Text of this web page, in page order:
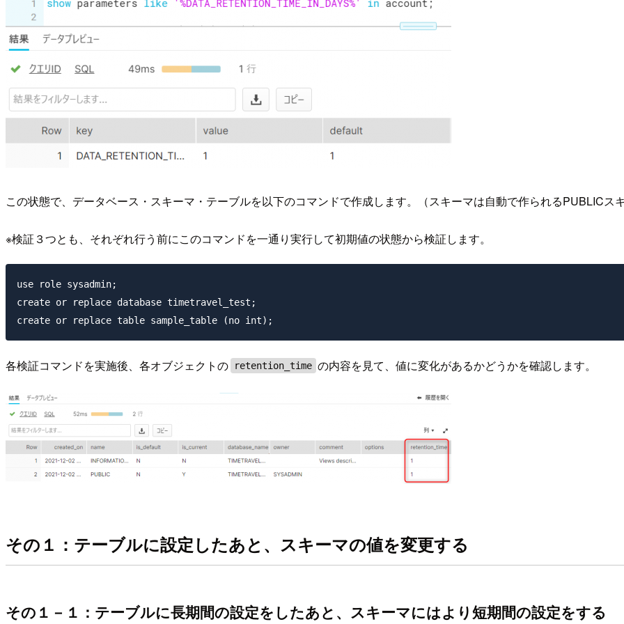
この状態で、データベース・スキーマ・テーブルを以下のコマンドで作成します。（スキーマは自動で作られるPUBLICス
※検証３つとも、それぞれ行う前にこのコマンドを一通り実行して初期値の状態から検証します。
use role sysadmin;
create or replace database timetravel_test;
各検証コマンドを実施後、各オブジェクトの retention_time の内容を見て、値に変化があるかどうかを確認します。
その１：テーブルに設定したあと、スキーマの値を変更する
その１－１：テーブルに長期間の設定をしたあと、スキーマにはより短期間の設定をする